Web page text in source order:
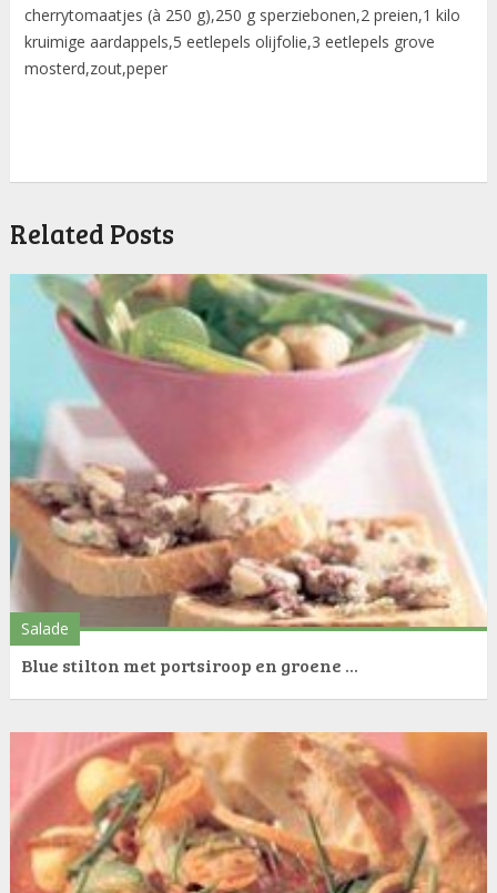
cherrytomaatjes (à 250 g),250 g sperziebonen,2 preien,1 kilo
kruimige aardappels,5 eetlepels olijfolie,3 eetlepels grove
mosterd,zout,peper
Related Posts
Salade
Blue stilton met portsiroop en groene ...